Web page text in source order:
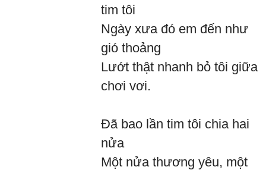
tim tôi
Ngày xưa đó em đến như
gió thoảng
Lướt thật nhanh bỏ tôi giữa
chơi vơi.
Đã bao lần tim tôi chia hai
nửa
Một nửa thương yêu, một